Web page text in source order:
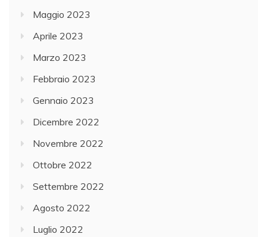
Maggio 2023
Aprile 2023
Marzo 2023
Febbraio 2023
Gennaio 2023
Dicembre 2022
Novembre 2022
Ottobre 2022
Settembre 2022
Agosto 2022
Luglio 2022